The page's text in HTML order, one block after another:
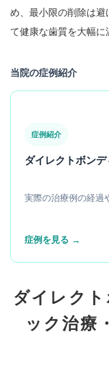
め、最小限の削除は
て健康な歯質を大幅に
当院の症例紹介
症例紹介
ダイレクトボン
実際の治療例の経過
症例を見る →
ダイレク
ック治療